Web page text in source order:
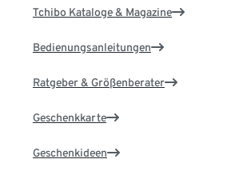
Tchibo Kataloge & Magazine
Bedienungsanleitungen
Ratgeber & Größenberater
Geschenkkarte
Geschenkideen